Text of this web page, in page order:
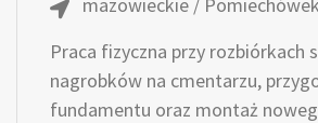
Praca fizyczna przy rozbiórkach
nagrobków na cmentarzu,
fundamentu oraz montaż